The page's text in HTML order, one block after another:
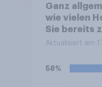
Ganz
wie vielen
Sie bereits
Aktualisiert am
58%